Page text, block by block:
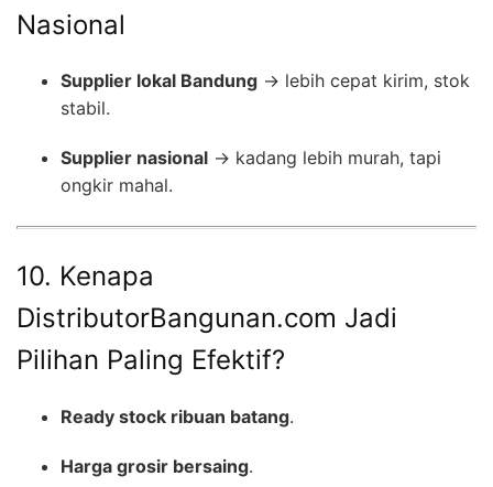
Nasional
Supplier lokal Bandung → lebih cepat kirim, stok
stabil.
Supplier nasional → kadang lebih murah, tapi
ongkir mahal.
10. Kenapa
DistributorBangunan.com Jadi
Pilihan Paling Efektif?
Ready stock ribuan batang.
Harga grosir bersaing.